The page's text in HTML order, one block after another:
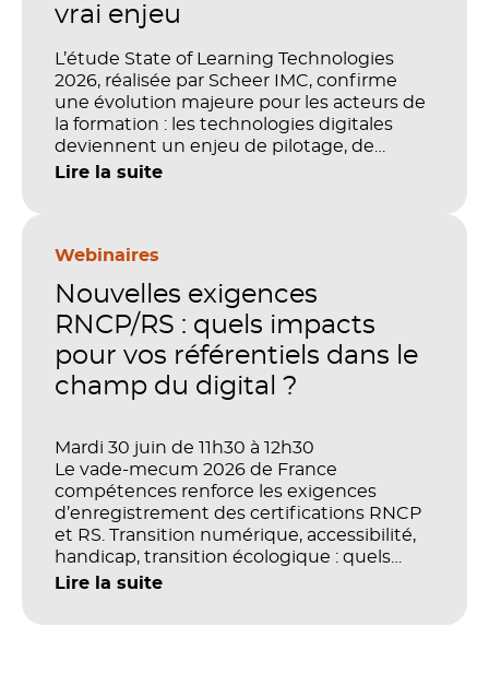
vrai enjeu
L’étude State of Learning Technologies
2026, réalisée par Scheer IMC, confirme
une évolution majeure pour les acteurs de
la formation : les technologies digitales
deviennent un enjeu de pilotage, de
performance et de preuve de valeur. IA,
stratégique. Mais comment démontrer
investissements sur les compétences, la
productivité et la performance des
Lire la suite
Webinaires
Nouvelles exigences
RNCP/RS : quels impacts
pour vos référentiels dans le
champ du digital ?
Mardi 30 juin de 11h30 à 12h30
Le vade-mecum 2026 de France
compétences renforce les exigences
d’enregistrement des certifications RNCP
et RS. Transition numérique, accessibilité,
handicap, transition écologique : quels
impacts concrets pour les référentiels dans
Lire la suite